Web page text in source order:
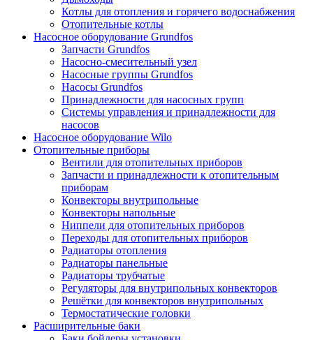
Котлы для отопления и горячего водоснабжения
Отопительные котлы
Насосное оборудование Grundfos
Запчасти Grundfos
Насосно-смесительный узел
Насосные группы Grundfos
Насосы Grundfos
Принадлежности для насосных групп
Системы управления и принадлежности для
насосов
Насосное оборудование Wilo
Отопительные приборы
Вентили для отопительных приборов
Запчасти и принадлежности к отопительным
приборам
Конвекторы внутрипольные
Конвекторы напольные
Ниппели для отопительных приборов
Переходы для отопительных приборов
Радиаторы отопления
Радиаторы панельные
Радиаторы трубчатые
Регуляторы для внутрипольных конвекторов
Решётки для конвекторов внутрипольных
Термостатические головки
Расширительные баки